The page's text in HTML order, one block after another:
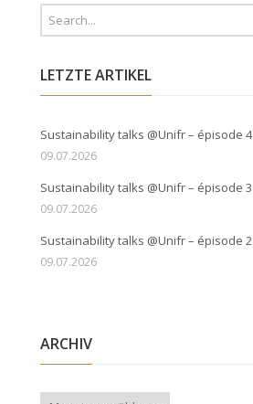
LETZTE ARTIKEL
Sustainability talks @Unifr – épisode 4
09.07.2026
Sustainability talks @Unifr – épisode 3
09.07.2026
Sustainability talks @Unifr – épisode 2
09.07.2026
ARCHIV